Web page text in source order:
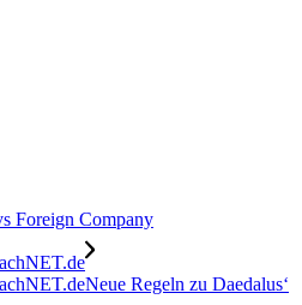
Foreign Company
Neue Regeln zu Daedalus‘